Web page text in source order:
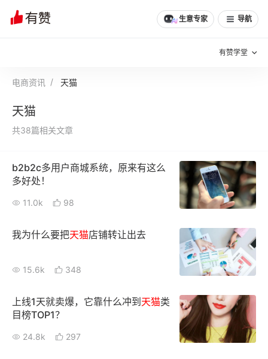
生意专家 导航
有赞学堂
私域日历
有赞成功案例 新零售最佳实践
面对面聊增长
有赞春季发布会 实干家直播间
AllValue 战略合作
增长产品指南
电商资讯 天猫
天猫
共38篇相关文章
b2b2c多用户商城系统，原来有这么
多好处！
11.0k 98
我为什么要把天猫店铺转让出去
15.6k 348
上线1天就卖爆，它靠什么冲到 天猫类
目榜TOP1？
24.8k 297